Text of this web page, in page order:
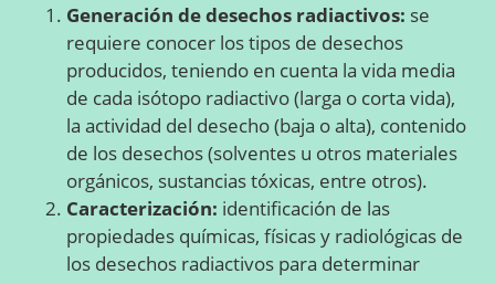
Generación de desechos radiactivos: se
requiere conocer los tipos de desechos
producidos, teniendo en cuenta la vida media
de cada isótopo radiactivo (larga o corta vida),
la actividad del desecho (baja o alta), contenido
de los desechos (solventes u otros materiales
orgánicos, sustancias tóxicas, entre otros).
Caracterización: identificación de las
propiedades químicas, físicas y radiológicas de
los desechos radiactivos para determinar